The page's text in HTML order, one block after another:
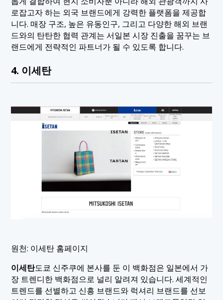
로잡고자 하는 외국 브랜드에게 강력한 플랫폼을 제공합
니다. 매장 구조, 높은 유동인구, 그리고 다양한 해외 브랜
드와의 탄탄한 협력 관계는 서일본 시장 진출을 꿈꾸는 브
랜드에게 전략적인 파트너가 될 수 있도록 합니다.
4. 이세탄
원천: 이세탄 홈페이지
이세탄도쿄 신주쿠에 본사를 둔 이 백화점은 일본에서 가
장 트렌디한 백화점으로 널리 알려져 있습니다. 세계적인
트렌드를 선별하고 신흥 브랜드와 럭셔리 브랜드를 선보